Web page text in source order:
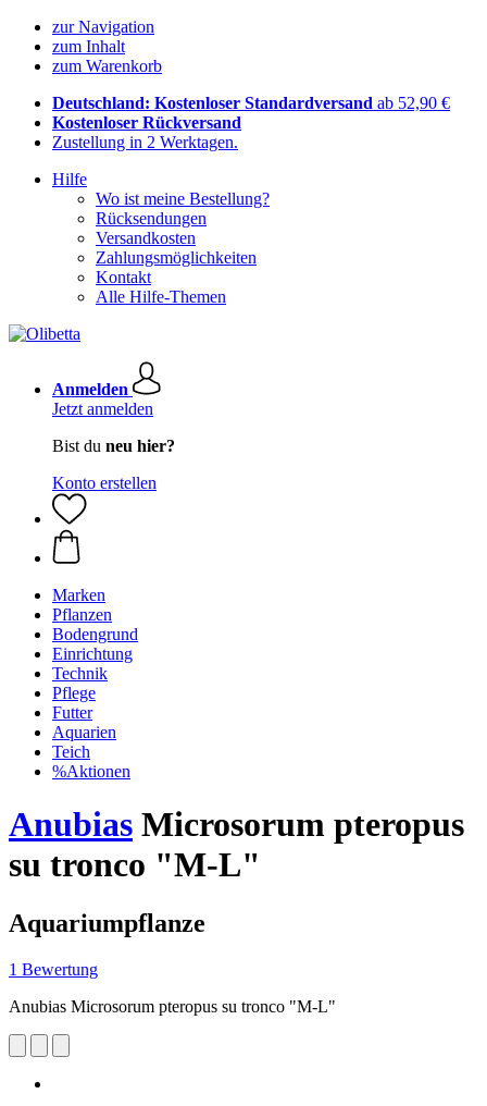
zur Navigation
zum Inhalt
zum Warenkorb
Deutschland: Kostenloser Standardversand ab 52,90 €
Kostenloser Rückversand
Zustellung in 2 Werktagen.
Hilfe
Wo ist meine Bestellung?
Rücksendungen
Versandkosten
Zahlungsmöglichkeiten
Kontakt
Alle Hilfe-Themen
Anmelden
Jetzt anmelden
Bist du neu hier?
Konto erstellen
Marken
Pflanzen
Bodengrund
Einrichtung
Technik
Pflege
Futter
Aquarien
Teich
%Aktionen
Anubias Microsorum pteropus
su tronco "M-L"
Aquariumpflanze
1 Bewertung
Anubias Microsorum pteropus su tronco "M-L"